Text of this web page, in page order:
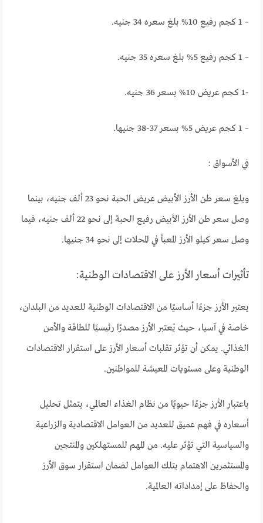
– 1 كجم رفيع 10% بلغ سعره 34 جنيه.
– 1 كجم رفيع 5% بلغ سعره 35 جنيه.
-1 كجم عريض 10% بسعر 36 جنيه.
– 1 كجم عريض 5% بسعر 37-38 جنيها.
في الأسواق :
وبلغ سعر طن الأرز الأبيض عريض الحبة نحو 23 ألف جنيه، بينما
وصل سعر طن الأرز الأبيض رفيع الحبة إلى نحو 22 ألف جنيه، فيما
وصل سعر كيلو الأرز المعبأ في المحلات إلى نحو 34 جنيها.
تأثيرات أسعار الأرز على الاقتصادات الوطنية:
يعتبر الأرز جزءًا أساسيًا من الاقتصادات الوطنية للعديد من البلدان،
خاصة في آسيا، حيث يُعتبر الأرز مصدرًا رئيسيًا للطاقة والأمن
الغذائي. يمكن أن تؤثر تقلبات أسعار الأرز على استقرار الاقتصادات
الوطنية وعلى مستويات المعيشة للمواطنين.
باعتبار الأرز جزءًا حيويًا من نظام الغذاء العالمي، يتمثل تحليل
أسعاره في فهم عميق للعديد من العوامل الاقتصادية والزراعية
والسياسية التي تؤثر عليه. من المهم للمستهلكين والمنتجين
والمستثمرين الاهتمام بتلك العوامل لضمان استقرار سوق الأرز
والحفاظ على إمداداته العالمية.